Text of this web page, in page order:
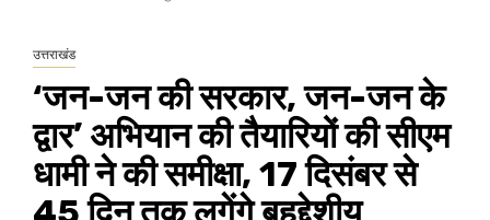
उत्तराखंड
‘जन-जन की सरकार, जन-जन के
द्वार’ अभियान की तैयारियों की सीएम
धामी ने की समीक्षा, 17 दिसंबर से